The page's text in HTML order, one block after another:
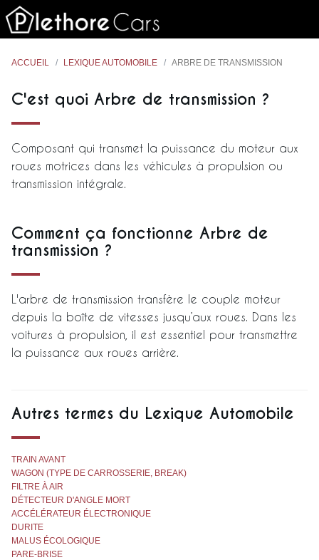
ACCUEIL LEXIQUE AUTOMOBILE ARBRE DE TRANSMISSION
C'est quoi Arbre de transmission ?
Composant qui transmet la puissance du moteur aux
roues motrices dans les véhicules à propulsion ou
transmission intégrale.
Comment ça fonctionne Arbre de
transmission ?
L'arbre de transmission transfère le couple moteur
depuis la boîte de vitesses jusqu’aux roues. Dans les
voitures à propulsion, il est essentiel pour transmettre
la puissance aux roues arrière.
Autres termes du Lexique Automobile
TRAIN AVANT
WAGON (TYPE DE CARROSSERIE, BREAK)
FILTRE À AIR
DÉTECTEUR D'ANGLE MORT
ACCÉLÉRATEUR ÉLECTRONIQUE
DURITE
MALUS ÉCOLOGIQUE
PARE-BRISE